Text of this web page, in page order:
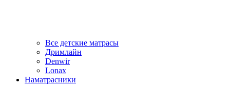
Все детские матрасы
Дримлайн
Denwir
Lonax
Наматрасники